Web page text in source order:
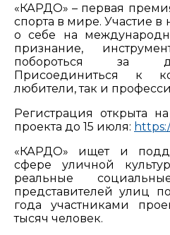
«КАРДО» – первая
спорта в мире. Участие в
о себе на
признание,
побороться за
Присоединиться к
любители, так и
Регистрация открыта
проекта до 15 июля:
«КАРДО» ищет и
сфере уличной
реальные
представителей улиц
года участниками
тысяч человек.